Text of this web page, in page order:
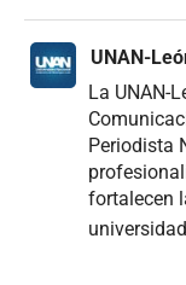
UNAN-
La UNAN-
Periodista
fortalecen